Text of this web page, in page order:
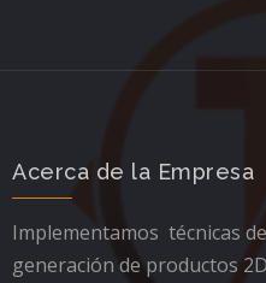
Acerca de la Empresa
Implementamos técnicas
generación de productos